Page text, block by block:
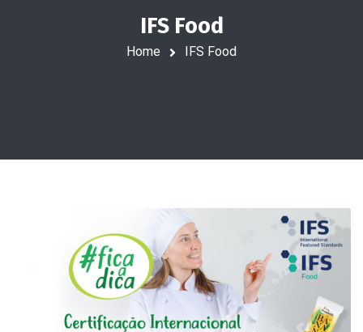
IFS Food
Home IFS Food